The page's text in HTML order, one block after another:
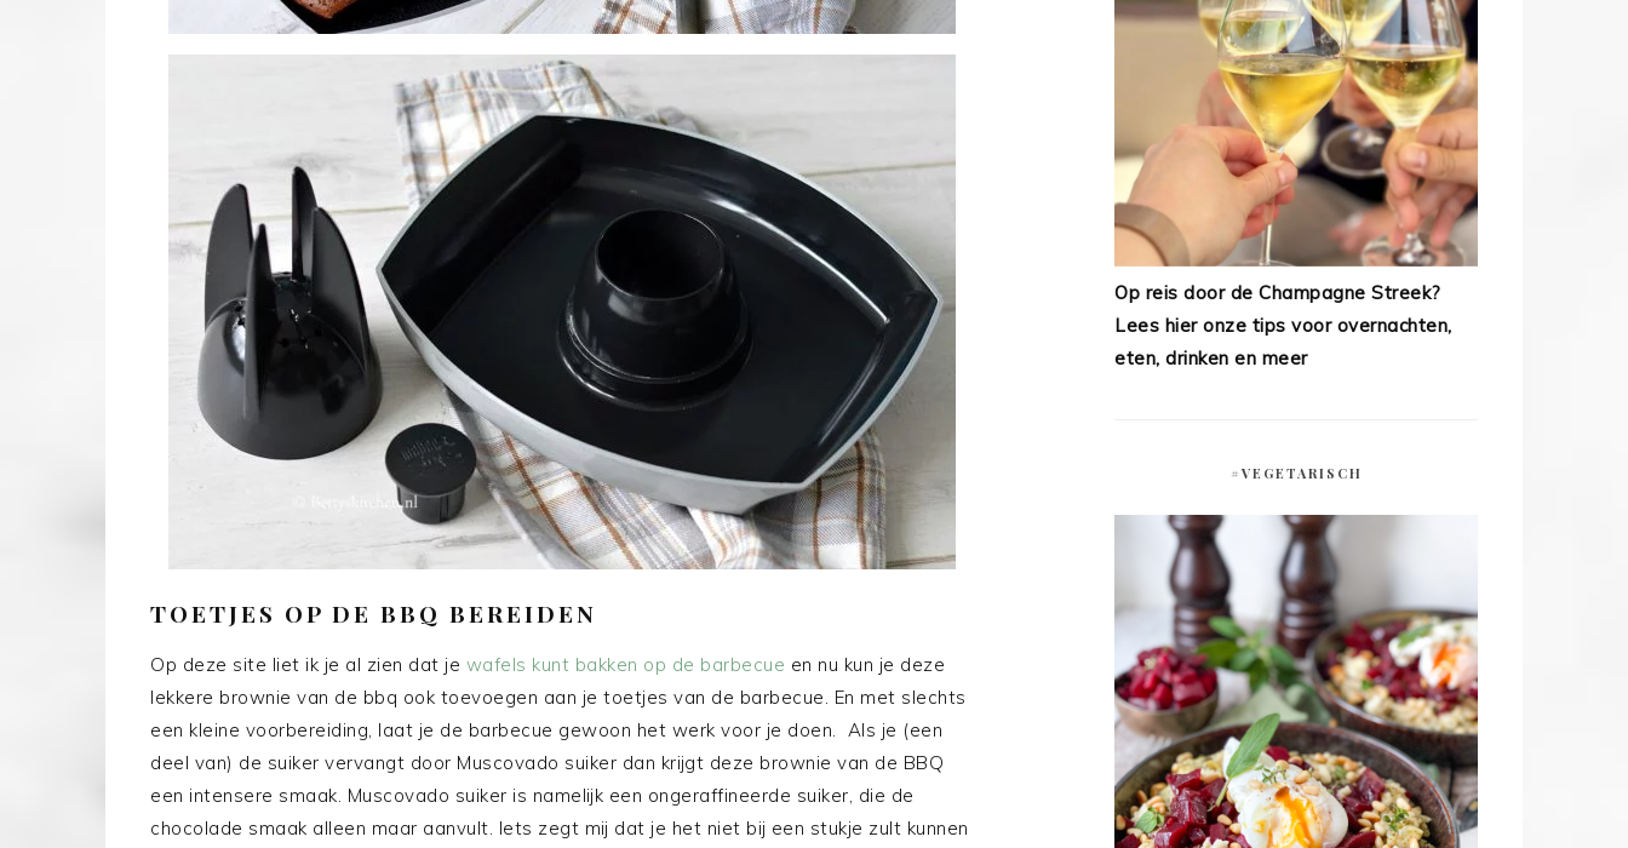
TOETJES OP DE BBQ BEREIDEN
Op deze site liet ik je al zien dat je wafels kunt bakken op de barbecue en nu kun je deze
lekkere brownie van de bbq ook toevoegen aan je toetjes van de barbecue. En met slechts
een kleine voorbereiding, laat je de barbecue gewoon het werk voor je doen. Als je (een
deel van) de suiker vervangt door Muscovado suiker dan krijgt deze brownie van de BBQ
een intensere smaak. Muscovado suiker is namelijk een ongeraffineerde suiker, die de
chocolade smaak alleen maar aanvult. Iets zegt mij dat je het niet bij een stukje zult kunnen
Op reis door de Champagne Streek?
Lees hier onze tips voor overnachten,
eten, drinken en meer
#VEGETARISCH